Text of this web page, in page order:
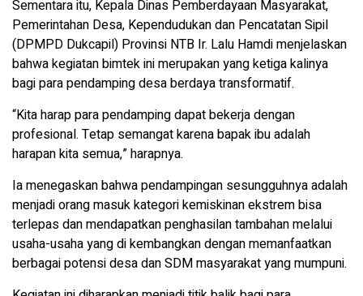
Sementara itu, Kepala Dinas Pemberdayaan Masyarakat,
Pemerintahan Desa, Kependudukan dan Pencatatan Sipil
(DPMPD Dukcapil) Provinsi NTB Ir. Lalu Hamdi menjelaskan
bahwa kegiatan bimtek ini merupakan yang ketiga kalinya
bagi para pendamping desa berdaya transformatif.
“Kita harap para pendamping dapat bekerja dengan
profesional. Tetap semangat karena bapak ibu adalah
harapan kita semua,” harapnya.
Ia menegaskan bahwa pendampingan sesungguhnya adalah
menjadi orang masuk kategori kemiskinan ekstrem bisa
terlepas dan mendapatkan penghasilan tambahan melalui
usaha-usaha yang di kembangkan dengan memanfaatkan
berbagai potensi desa dan SDM masyarakat yang mumpuni.